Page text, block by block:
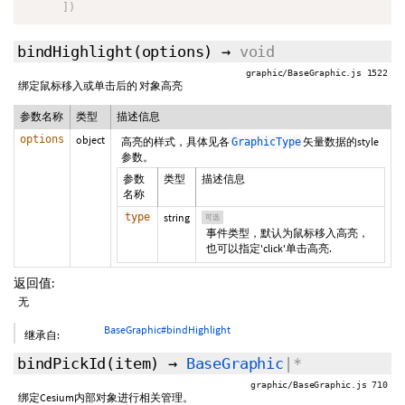
)
bindHighlight (options) → void
graphic/BaseGraphic.js 1522
绑定鼠标移入或单击后的 对象高亮
参数名称 类型 描述信息
options object 高亮的样式，具体见各 GraphicType矢量数据的style
参数。
参数
名称
类型 描述信息
type string 可选
事件类型，默认为鼠标移入高亮，
也可以指定'click'单击高亮.
返回值:
无
继承自: BaseGraphic#bindHighlight
bindPickId (item) → BaseGraphic |*
graphic/BaseGraphic.js 710
绑定Cesium内部对象进行相关管理。